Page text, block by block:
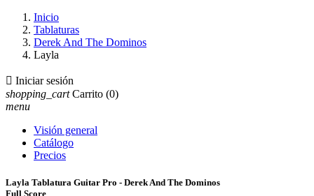
Inicio
Tablaturas
Derek And The Dominos
Layla
 Iniciar sesión
shopping_cart Carrito (0)
menu
Visión general
Catálogo
Precios
Layla Tablatura Guitar Pro - Derek And The Dominos
Full Score